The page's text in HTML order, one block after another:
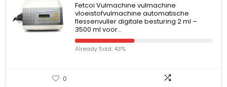
Fetcoi Vulmachine vulmachine
vloeistofvulmachine automatische
flessenvuller digitale besturing 2 ml –
3500 ml voor…
Already Sold: 43%
0